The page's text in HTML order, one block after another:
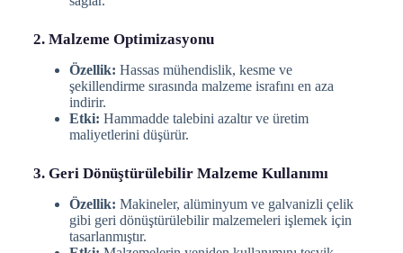
2. Malzeme Optimizasyonu
Özellik: Hassas mühendislik, kesme ve
şekillendirme sırasında malzeme israfını en aza
indirir.
Etki: Hammadde talebini azaltır ve üretim
maliyetlerini düşürür.
3. Geri Dönüştürülebilir Malzeme Kullanımı
Özellik: Makineler, alüminyum ve galvanizli çelik
gibi geri dönüştürülebilir malzemeleri işlemek için
tasarlanmıştır.